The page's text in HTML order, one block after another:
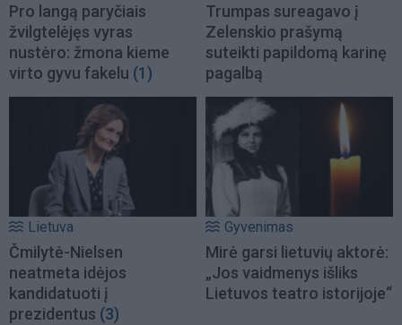
Pro langą paryčiais
žvilgtelėjęs vyras
nustėro: žmona kieme
virto gyvu fakelu (1)
Trumpas sureagavo į
Zelenskio prašymą
suteikti papildomą karinę
pagalbą
Lietuva
Čmilytė-Nielsen
neatmeta idėjos
kandidatuoti į
prezidentus (3)
Gyvenimas
Mirė garsi lietuvių aktorė:
„Jos vaidmenys išliks
Lietuvos teatro istorijoje“